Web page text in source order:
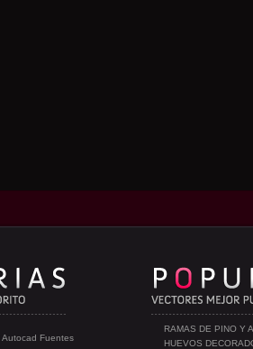
RAMAS DE PINO Y
HUEVOS
Autocad Fuentes